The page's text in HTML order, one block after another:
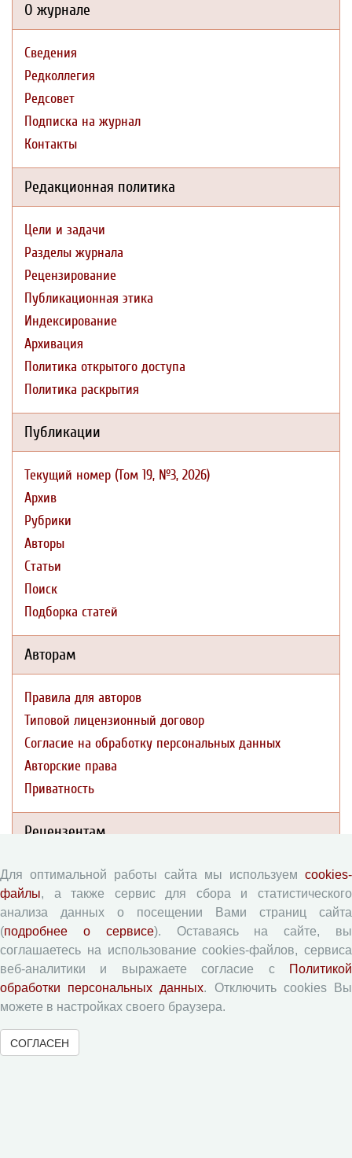
О журнале
Сведения
Редколлегия
Редсовет
Подписка на журнал
Контакты
Редакционная политика
Цели и задачи
Разделы журнала
Рецензирование
Публикационная этика
Индексирование
Архивация
Политика открытого доступа
Политика раскрытия
Публикации
Текущий номер (Том 19, №3, 2026)
Архив
Рубрики
Авторы
Статьи
Поиск
Подборка статей
Авторам
Правила для авторов
Типовой лицензионный договор
Согласие на обработку персональных данных
Авторские права
Приватность
Рецензентам
Памятка рецензенту
Форма рецензии
Журналы ВолНЦ РАН
Экономические и социальные перемены
Вопросы территориального развития
Для оптимальной работы сайта мы используем cookies-
файлы, а также сервис для сбора и статистического
анализа данных о посещении Вами страниц сайта
(подробнее о сервисе). Оставаясь на сайте, вы
соглашаетесь на использование cookies-файлов, сервиса
веб-аналитики и выражаете согласие с
Политикой
обработки персональных данных. Отключить cookies Вы
можете в настройках своего браузера.
СОГЛАСЕН